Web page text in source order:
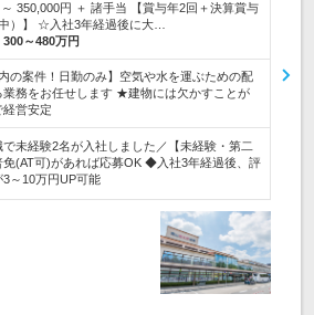
350,000円 ＋ 諸手当 【賞与年2回＋決算賞与
中）】 ☆入社3年経過後に大…
300～480万円
の案件！日勤のみ】空気や水を運ぶための配
業務をお任せします ★建物には欠かすことが
営安定
で未経験2名が入社しました／【未経験・第二
(AT可)があれば応募OK ◆入社3年経過後、評
～10万円UP可能